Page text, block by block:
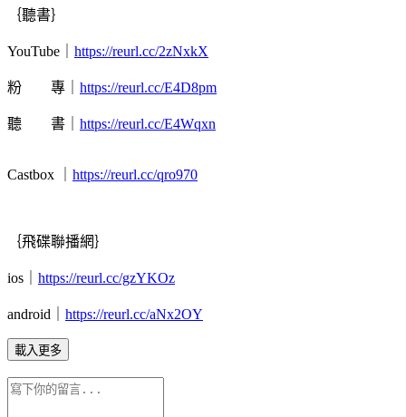
｛聽書｝
YouTube https://reurl.cc/2zNxkX
粉 專｜ https://reurl.cc/E4D8pm
聽 書｜ https://reurl.cc/E4Wqxn
Castbox https://reurl.cc/qro970
｛飛碟聯播網｝
ios https://reurl.cc/gzYKOz
android https://reurl.cc/aNx2OY
載入更多